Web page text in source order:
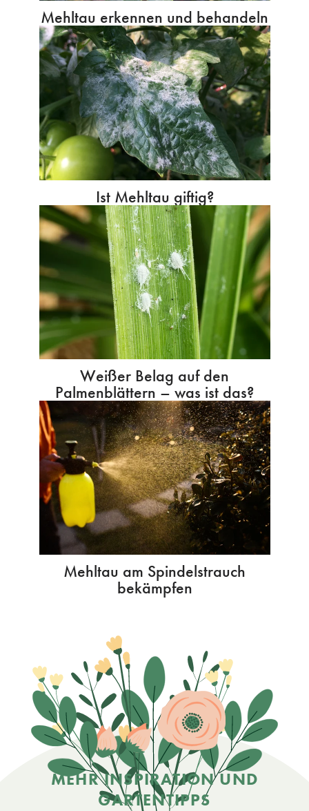
Mehltau erkennen und behandeln
Ist Mehltau giftig?
Weißer Belag auf den
Palmenblättern – was ist das?
Mehltau am Spindelstrauch
bekämpfen
MEHR INSPIRATION UND
GARTENTIPPS